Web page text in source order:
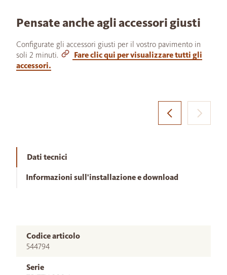
Pensate anche agli accessori giusti
Configurate gli accessori giusti per il vostro pavimento in
soli 2 minuti.
Fare clic qui per visualizzare tutti gli
accessori.
Dati tecnici
Informazioni sull'installazione e download
Codice articolo
544794
Serie